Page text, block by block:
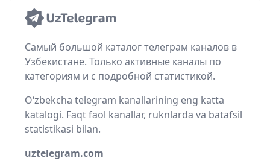
Самый большой каталог телеграм каналов в
Узбекистане. Только активные каналы по
категориям и с подробной статистикой.
O‘zbekcha telegram kanallarining eng katta
katalogi. Faqt faol kanallar, ruknlarda va batafsil
statistikasi bilan.
uztelegram.com